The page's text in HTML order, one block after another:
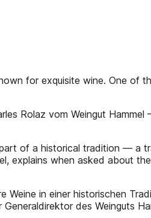
for exquisite wine. One of
Rolaz vom Weingut Hammel
of a historical tradition — a
explains when asked about
Weine in einer historischen
des Weinguts